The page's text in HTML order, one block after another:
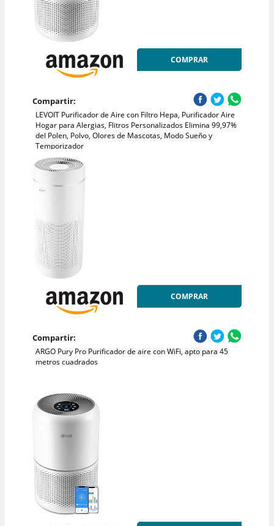
COMPRAR
Compartir:
LEVOIT Purificador de Aire con Filtro Hepa, Purificador Aire
Hogar para Alergias, Flitros Personalizados Elimina 99,97%
del Polen, Polvo, Olores de Mascotas, Modo Sueño y
Temporizador
COMPRAR
Compartir:
ARGO Pury Pro Purificador de aire con WiFi, apto para 45
metros cuadrados